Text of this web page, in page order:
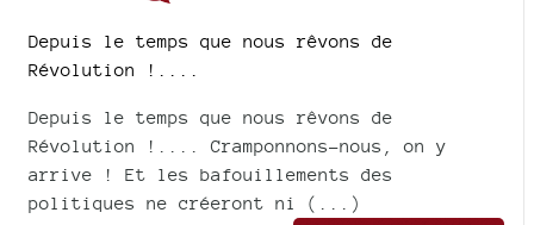
Depuis le temps que nous rêvons de
Révolution !....
Depuis le temps que nous rêvons de
Révolution !.... Cramponnons-nous, on y
arrive ! Et les bafouillements des
politiques ne créeront ni (...)